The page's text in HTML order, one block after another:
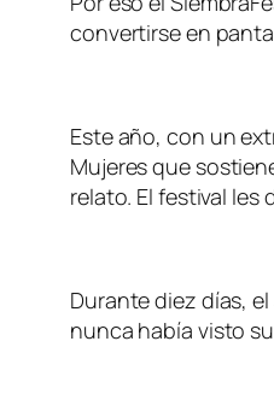
convertirse en
Este año, con un
Mujeres que
relato. El festival les
Durante diez días,
nunca había visto